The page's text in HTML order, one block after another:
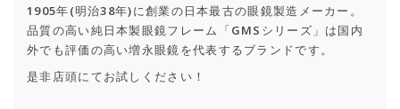
1905年(明治38年)に創業の日本最古の眼鏡製造メーカー。
品質の高い純日本製眼鏡フレーム「GMSシリーズ」は国内
外でも評価の高い増永眼鏡を代表するブランドです。
是非店頭にてお試しください！